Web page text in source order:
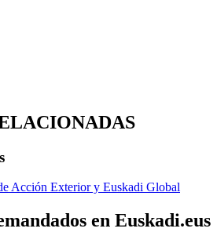
Acción Exterior y Euskadi Global
en Euskadi.eus